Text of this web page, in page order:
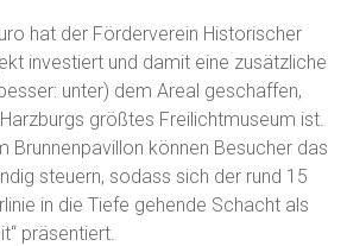
hat der Förderverein Historischer
investiert und damit eine zusätzliche
unter) dem Areal geschaffen,
größtes Freilichtmuseum ist.
Brunnenpavillon können Besucher das
steuern, sodass sich der rund 15
in die Tiefe gehende Schacht als
präsentiert.